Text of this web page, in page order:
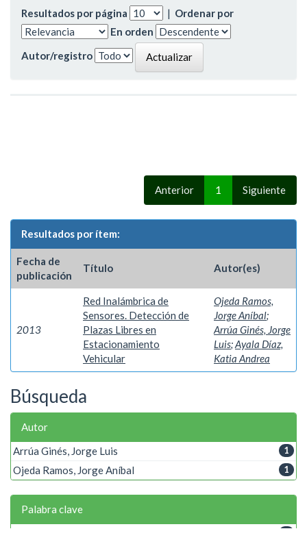
Resultados por página | Ordenar por
En orden
Autor/registro
Anterior 1 Siguiente
Resultados por ítem:
Fecha de
publicación
Título Autor(es)
2013
Red Inalámbrica de
Sensores. Detección de
Plazas Libres en
Estacionamiento
Vehicular
Ojeda Ramos,
Jorge Aníbal;
Arrúa Ginés, Jorge
Luis;Ayala Díaz,
Katia Andrea
Búsqueda
Autor
1
Arrúa Ginés, Jorge Luis
1
Ojeda Ramos, Jorge Aníbal
Palabra clave